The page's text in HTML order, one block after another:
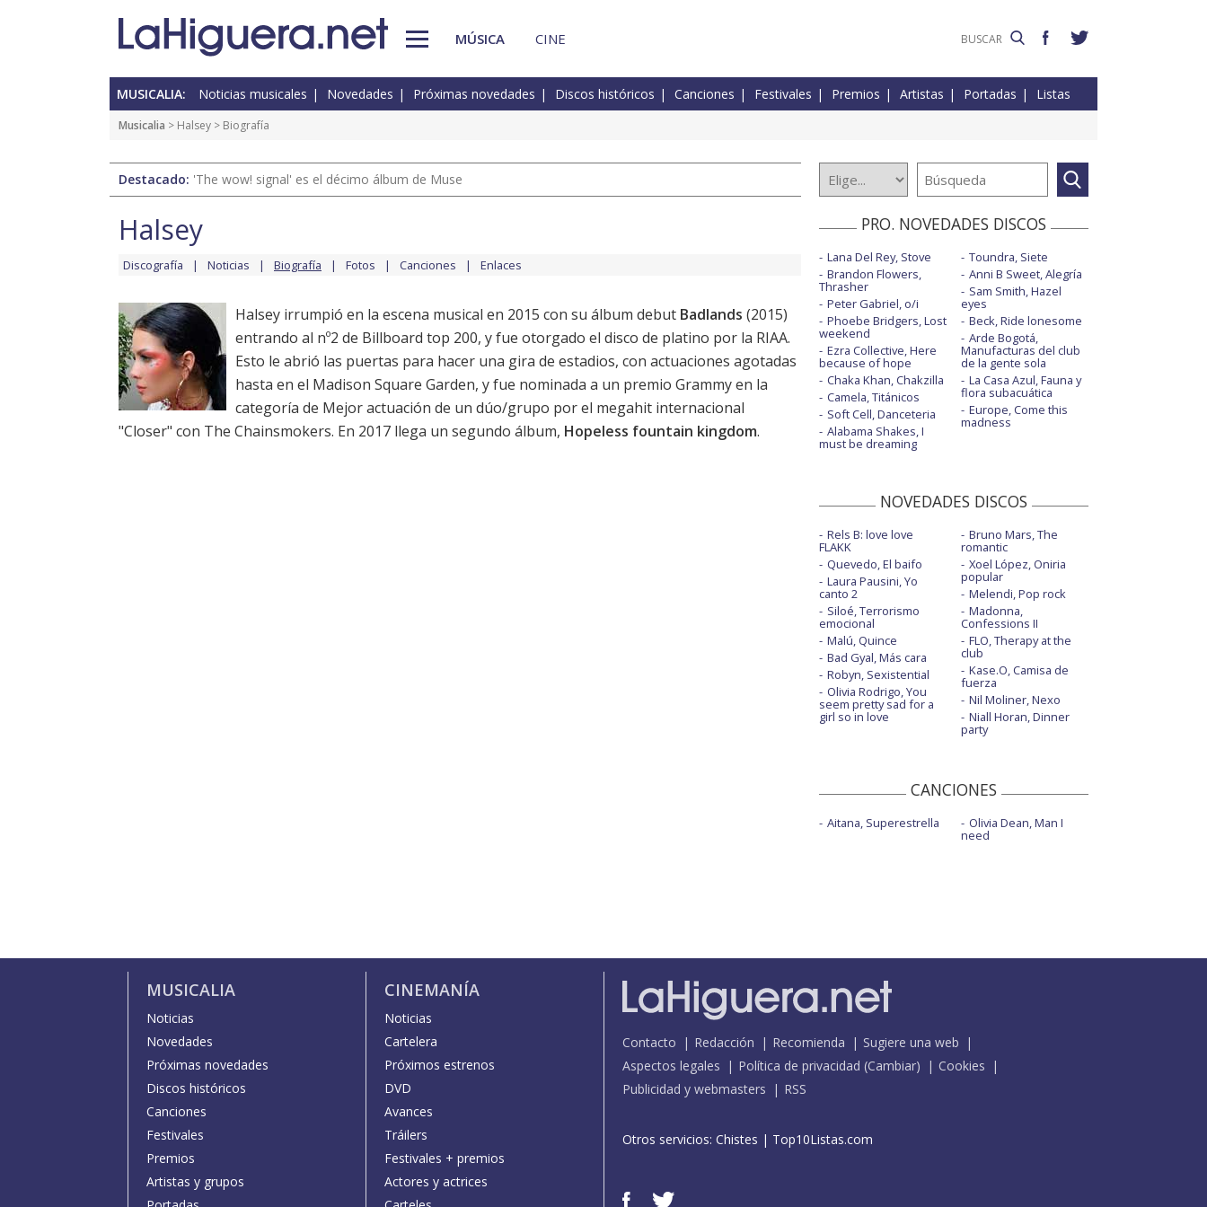
MÚSICA CINE
MUSICALIA: Noticias musicales Novedades Próximas novedades Discos históricos Canciones Festivales Premios Artistas Portadas Listas
Musicalia > Halsey > Biografía
Destacado: 'The wow! signal' es el décimo álbum de Muse
Halsey
Discografía Noticias Biografía Fotos Canciones Enlaces
Halsey irrumpió en la escena musical en 2015 con su álbum debut Badlands (2015)
entrando al nº2 de Billboard top 200, y fue otorgado el disco de platino por la RIAA.
Esto le abrió las puertas para hacer una gira de estadios, con actuaciones agotadas
hasta en el Madison Square Garden, y fue nominada a un premio Grammy en la
categoría de Mejor actuación de un dúo/grupo por el megahit internacional
"Closer" con The Chainsmokers. En 2017 llega un segundo álbum, Hopeless fountain kingdom.
PRO. NOVEDADES DISCOS
Lana Del Rey, Stove
Brandon Flowers,
Thrasher
Peter Gabriel, o/i
Phoebe Bridgers, Lost
weekend
Ezra Collective, Here
because of hope
Chaka Khan, Chakzilla
Camela, Titánicos
Soft Cell, Danceteria
Alabama Shakes, I
must be dreaming
Toundra, Siete
Anni B Sweet, Alegría
Sam Smith, Hazel
eyes
Beck, Ride lonesome
Arde Bogotá,
Manufacturas del club
de la gente sola
La Casa Azul, Fauna y
flora subacuática
Europe, Come this
madness
NOVEDADES DISCOS
Rels B: love love
FLAKK
Quevedo, El baifo
Laura Pausini, Yo
canto 2
Siloé, Terrorismo
emocional
Malú, Quince
Bad Gyal, Más cara
Robyn, Sexistential
Olivia Rodrigo, You
seem pretty sad for a
girl so in love
Bruno Mars, The
romantic
Xoel López, Oniria
popular
Melendi, Pop rock
Madonna,
Confessions II
FLO, Therapy at the
club
Kase.O, Camisa de
fuerza
Nil Moliner, Nexo
Niall Horan, Dinner
party
CANCIONES
Aitana, Superestrella Olivia Dean, Man I
need
MUSICALIA
Noticias
Novedades
Próximas novedades
Discos históricos
Canciones
Festivales
Premios
Artistas y grupos
CINEMANÍA
Noticias
Cartelera
Próximos estrenos
DVD
Avances
Tráilers
Festivales + premios
Actores y actrices
Contacto Redacción Recomienda
Sugiere una web
Aspectos legales
Política de privacidad (Cambiar)
Cookies
Publicidad y webmasters
RSS
Otros servicios: Chistes | Top10Listas.com